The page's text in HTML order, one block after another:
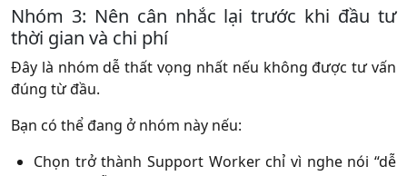
Nhóm 3: Nên cân nhắc lại trước khi đầu tư
thời gian và chi phí
Đây là nhóm dễ thất vọng nhất nếu không được tư vấn
đúng từ đầu.
Bạn có thể đang ở nhóm này nếu:
Chọn trở thành Support Worker chỉ vì nghe nói “dễ